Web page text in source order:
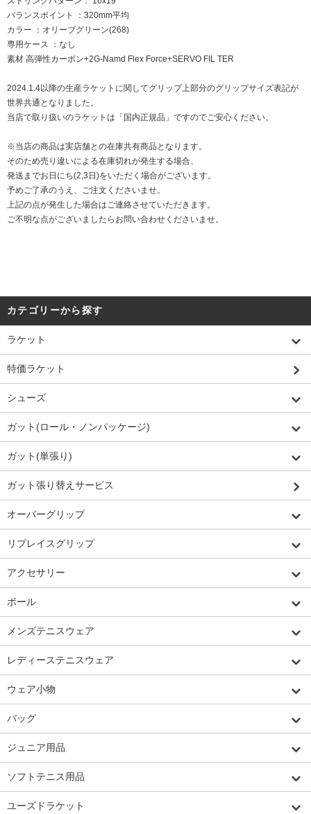
バランスポイント ：320mm平均
カラー ：オリーブグリーン(268)
専用ケース ：なし
素材 高弾性カーボン+2G-Namd Flex Force+SERVO FIL TER
2024.1.4以降の生産ラケットに関してグリップ上部分のグリップサイズ表記が
世界共通となりました。
当店で取り扱いのラケットは「国内正規品」ですのでご安心ください。
※当店の商品は実店舗との在庫共有商品となります。
そのため売り違いによる在庫切れが発生する場合、
発送までお日にち(2,3日)をいただく場合がございます。
予めご了承のうえ、ご注文くださいませ。
上記の点が発生した場合はご連絡させていただきます。
ご不明な点がございましたらお問い合わせくださいませ。
カテゴリーから探す
ラケット
特価ラケット
シューズ
ガット(ロール・ノンパッケージ)
ガット(単張り)
ガット張り替えサービス
オーバーグリップ
リプレイスグリップ
アクセサリー
ボール
メンズテニスウェア
レディーステニスウェア
ウェア小物
バッグ
ジュニア用品
ソフトテニス用品
ユーズドラケット